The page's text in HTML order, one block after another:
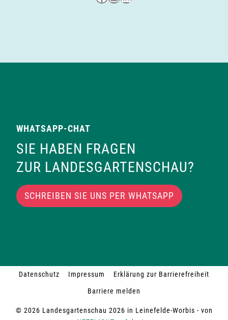
WHATSAPP-CHAT
SIE HABEN FRAGEN
ZUR LANDESGARTENSCHAU?
SCHREIBEN SIE UNS PER WHATSAPP
© 2026 Landesgartenschau 2026 in Leinefelde-Worbis - von
Datenschutz Impressum
Erklärung zur Barrierefreiheit
Barriere melden